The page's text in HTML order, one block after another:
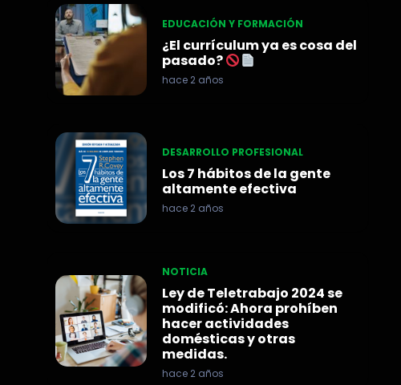
EDUCACIÓN Y FORMACIÓN
¿El currículum ya es cosa del
pasado?
hace 2 años
DESARROLLO PROFESIONAL
Los 7 hábitos de la gente
altamente efectiva
hace 2 años
NOTICIA
Ley de Teletrabajo 2024 se
modificó: Ahora prohíben
hacer actividades
domésticas y otras
medidas.
hace 2 años